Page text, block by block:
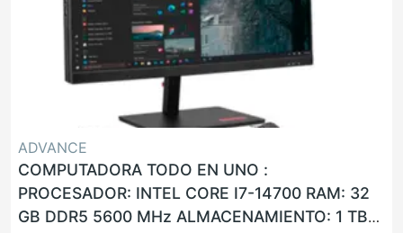
ADVANCE
COMPUTADORA TODO EN UNO :
PROCESADOR: INTEL CORE I7-14700 RAM: 32
GB DDR5 5600 MHz ALMACENAMIENTO: 1 TB